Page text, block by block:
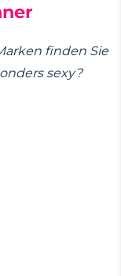
finden Sie
sexy?